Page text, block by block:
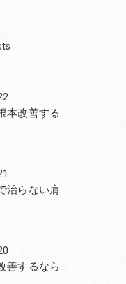
慢性腰痛を根本改善するなら和泉市の笑福整骨院【2022年11月22日の予約状況】
マッサージで治らない肩こりを改善する無痛整体和泉市笑福整骨院【2022年11月21日の予約状況】
急な痛みを改善するなら和泉市の土日診療の笑福整骨院【2022年11月20日の予約状況】